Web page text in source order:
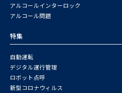
アルコールインターロック
アルコール問題
特集
自動運転
デジタル運行管理
ロボット点呼
新型コロナウィルス